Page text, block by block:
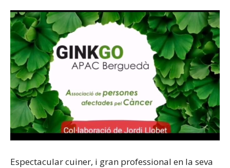
Espectacular cuiner, i gran professional en la seva